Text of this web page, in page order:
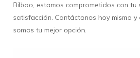
Bilbao, estamos comprometidos con tu
satisfacción. Contáctanos hoy mismo y
somos tu mejor opción.